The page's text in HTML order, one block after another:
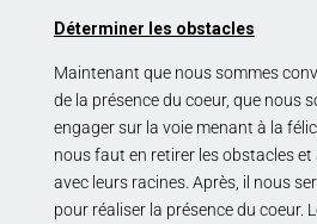
Déterminer les obstacles
Maintenant que nous sommes
de la présence du coeur, que nous
engager sur la voie menant à la
nous faut en retirer les obstacles et
avec leurs racines. Après, il nous
pour réaliser la présence du coeur.